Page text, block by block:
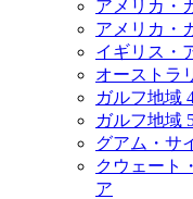
アメリカ・
アメリカ・
イギリス・
オーストラ
ガルフ地域
ガルフ地域
グアム・サ
クウェート
ア